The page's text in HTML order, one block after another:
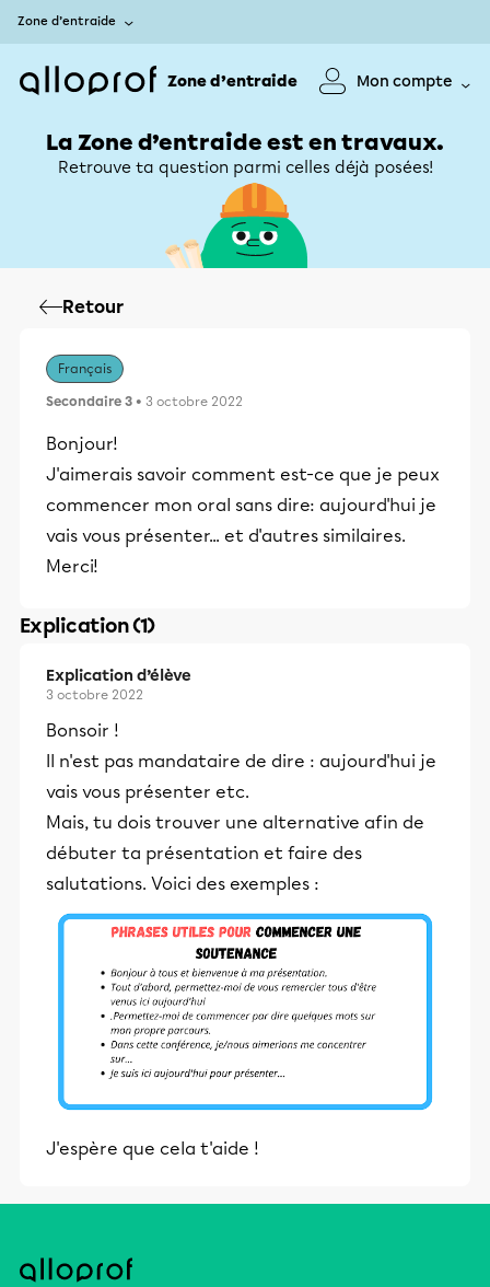
Zone d’entraide
Zone d’entraide Mon compte
La Zone d’entraide est en travaux.
Retrouve ta question parmi celles déjà posées!
Retour
Français
Secondaire 3 • 3 octobre 2022
Bonjour!
J'aimerais savoir comment est-ce que je peux
commencer mon oral sans dire: aujourd'hui je
vais vous présenter... et d'autres similaires.
Merci!
Explication (1)
Explication d’élève
3 octobre 2022
Bonsoir !
Il n'est pas mandataire de dire : aujourd'hui je
vais vous présenter etc.
Mais, tu dois trouver une alternative afin de
débuter ta présentation et faire des
salutations. Voici des exemples :
J'espère que cela t'aide !